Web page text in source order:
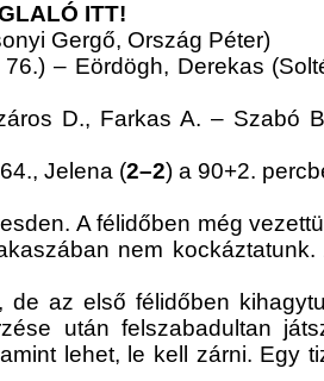
ITT!
Gergő, Ország Péter)
– Eördögh, Derekas
D., Farkas A. – Szabó
Jelena (2–2) a 90+2.
A félidőben még
nem
az első félidőben
után felszabadultan
lehet, le kell zárni. Egy